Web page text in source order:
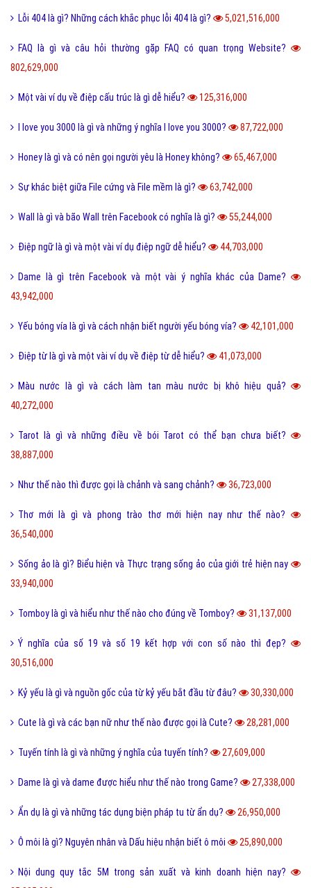
Lỗi 404 là gì? Những cách khắc phục lỗi 404 là gì? 5,021,516,000
FAQ là gì và câu hỏi thường gặp FAQ có quan trọng Website?
802,629,000
Một vài ví dụ về điệp cấu trúc là gì dễ hiểu? 125,316,000
I love you 3000 là gì và những ý nghĩa I love you 3000? 87,722,000
Honey là gì và có nên gọi người yêu là Honey không? 65,467,000
Sự khác biệt giữa File cứng và File mềm là gì? 63,742,000
Wall là gì và bão Wall trên Facebook có nghĩa là gì? 55,244,000
Điệp ngữ là gì và một vài ví dụ điệp ngữ dễ hiểu? 44,703,000
Dame là gì trên Facebook và một vài ý nghĩa khác của Dame?
43,942,000
Yếu bóng vía là gì và cách nhận biết người yếu bóng vía? 42,101,000
Điệp từ là gì và một vài ví dụ về điệp từ dễ hiểu? 41,073,000
Màu nước là gì và cách làm tan màu nước bị khô hiệu quả?
40,272,000
Tarot là gì và những điều về bói Tarot có thể bạn chưa biết?
38,887,000
Như thế nào thì được gọi là chảnh và sang chảnh? 36,723,000
Thơ mới là gì và phong trào thơ mới hiện nay như thế nào?
36,540,000
Sống ảo là gì? Biểu hiện và Thực trạng sống ảo của giới trẻ hiện nay
33,940,000
Tomboy là gì và hiểu như thế nào cho đúng về Tomboy? 31,137,000
Ý nghĩa của số 19 và số 19 kết hợp với con số nào thì đẹp?
30,516,000
Kỷ yếu là gì và nguồn gốc của từ kỷ yếu bắt đầu từ đâu? 30,330,000
Cute là gì và các bạn nữ như thế nào được gọi là Cute? 28,281,000
Tuyến tính là gì và những ý nghĩa của tuyến tính? 27,609,000
Dame là gì và dame được hiểu như thế nào trong Game? 27,338,000
Ẩn dụ là gì và những tác dụng biện pháp tu từ ẩn dụ? 26,950,000
Ô môi là gì? Nguyên nhân và Dấu hiệu nhận biết ô môi 25,890,000
Nội dung quy tắc 5M trong sản xuất và kinh doanh hiện nay?